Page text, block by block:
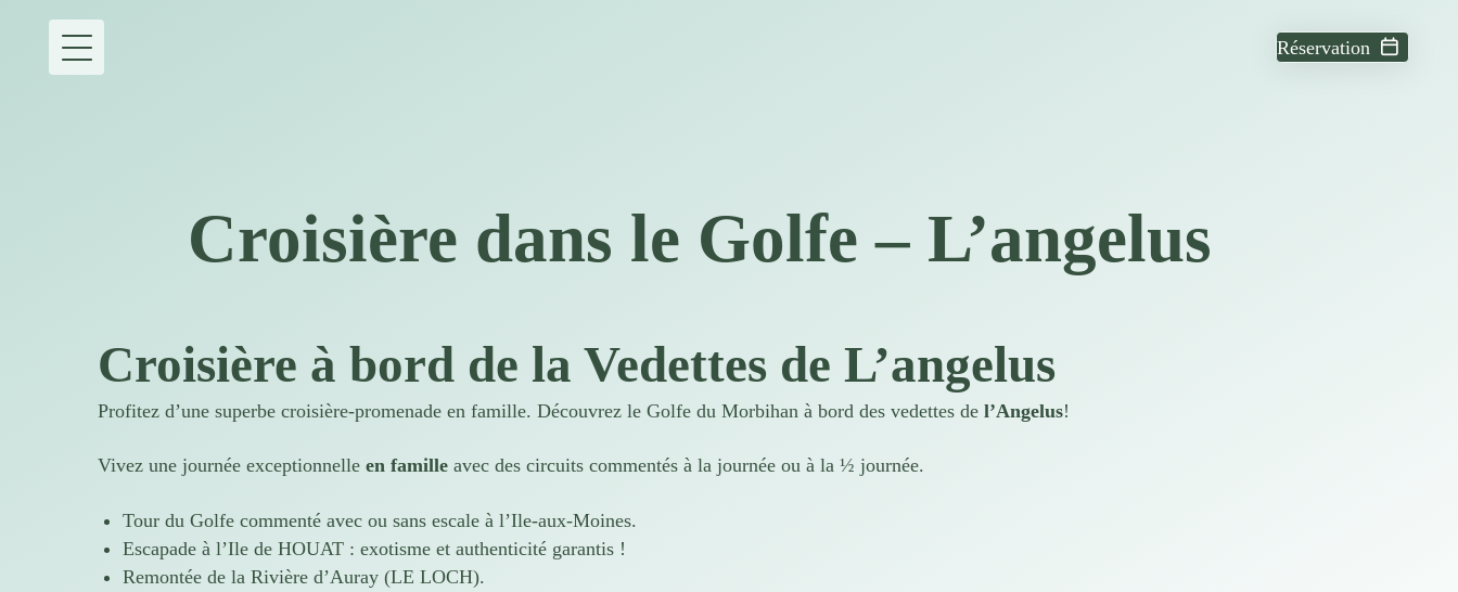
Réservation
Croisière dans le Golfe – L’angelus
Croisière à bord de la Vedettes de L’angelus
Profitez d’une superbe croisière-promenade en famille. Découvrez le Golfe du Morbihan à bord des vedettes de l’Angelus!
Vivez une journée exceptionnelle en famille avec des circuits commentés à la journée ou à la ½ journée.
Tour du Golfe commenté avec ou sans escale à l’Ile-aux-Moines.
Escapade à l’Ile de HOUAT : exotisme et authenticité garantis !
Remontée de la Rivière d’Auray(LE LOCH).